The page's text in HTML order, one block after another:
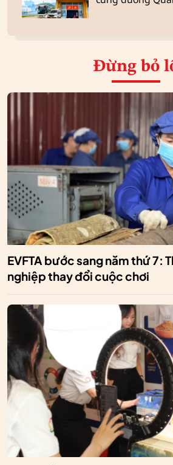
Đừng bỏ
EVFTA bước sang năm thứ 7:
nghiệp thay đổi cuộc chơi